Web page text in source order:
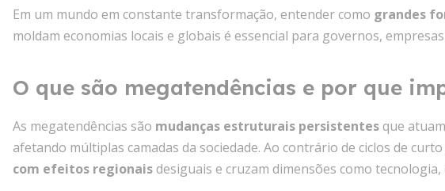
Em um mundo em constante transformação, entender como grandes
moldam economias locais e globais é essencial para governos, empresas
O que são megatendências e por que
As megatendências são mudanças estruturais persistentesque
afetando múltiplas camadas da sociedade. Ao contrário de ciclos de
com efeitos regionaisdesiguais e cruzam dimensões como